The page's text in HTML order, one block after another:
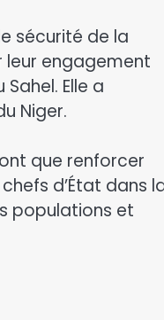
sécurité de la
leur engagement
Elle a
Niger.
que renforcer
d’État dans
populations et